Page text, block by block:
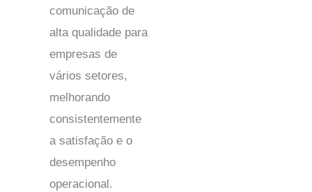
comunicação de
alta qualidade para
empresas de
vários setores,
melhorando
consistentemente
a satisfação e o
desempenho
operacional.